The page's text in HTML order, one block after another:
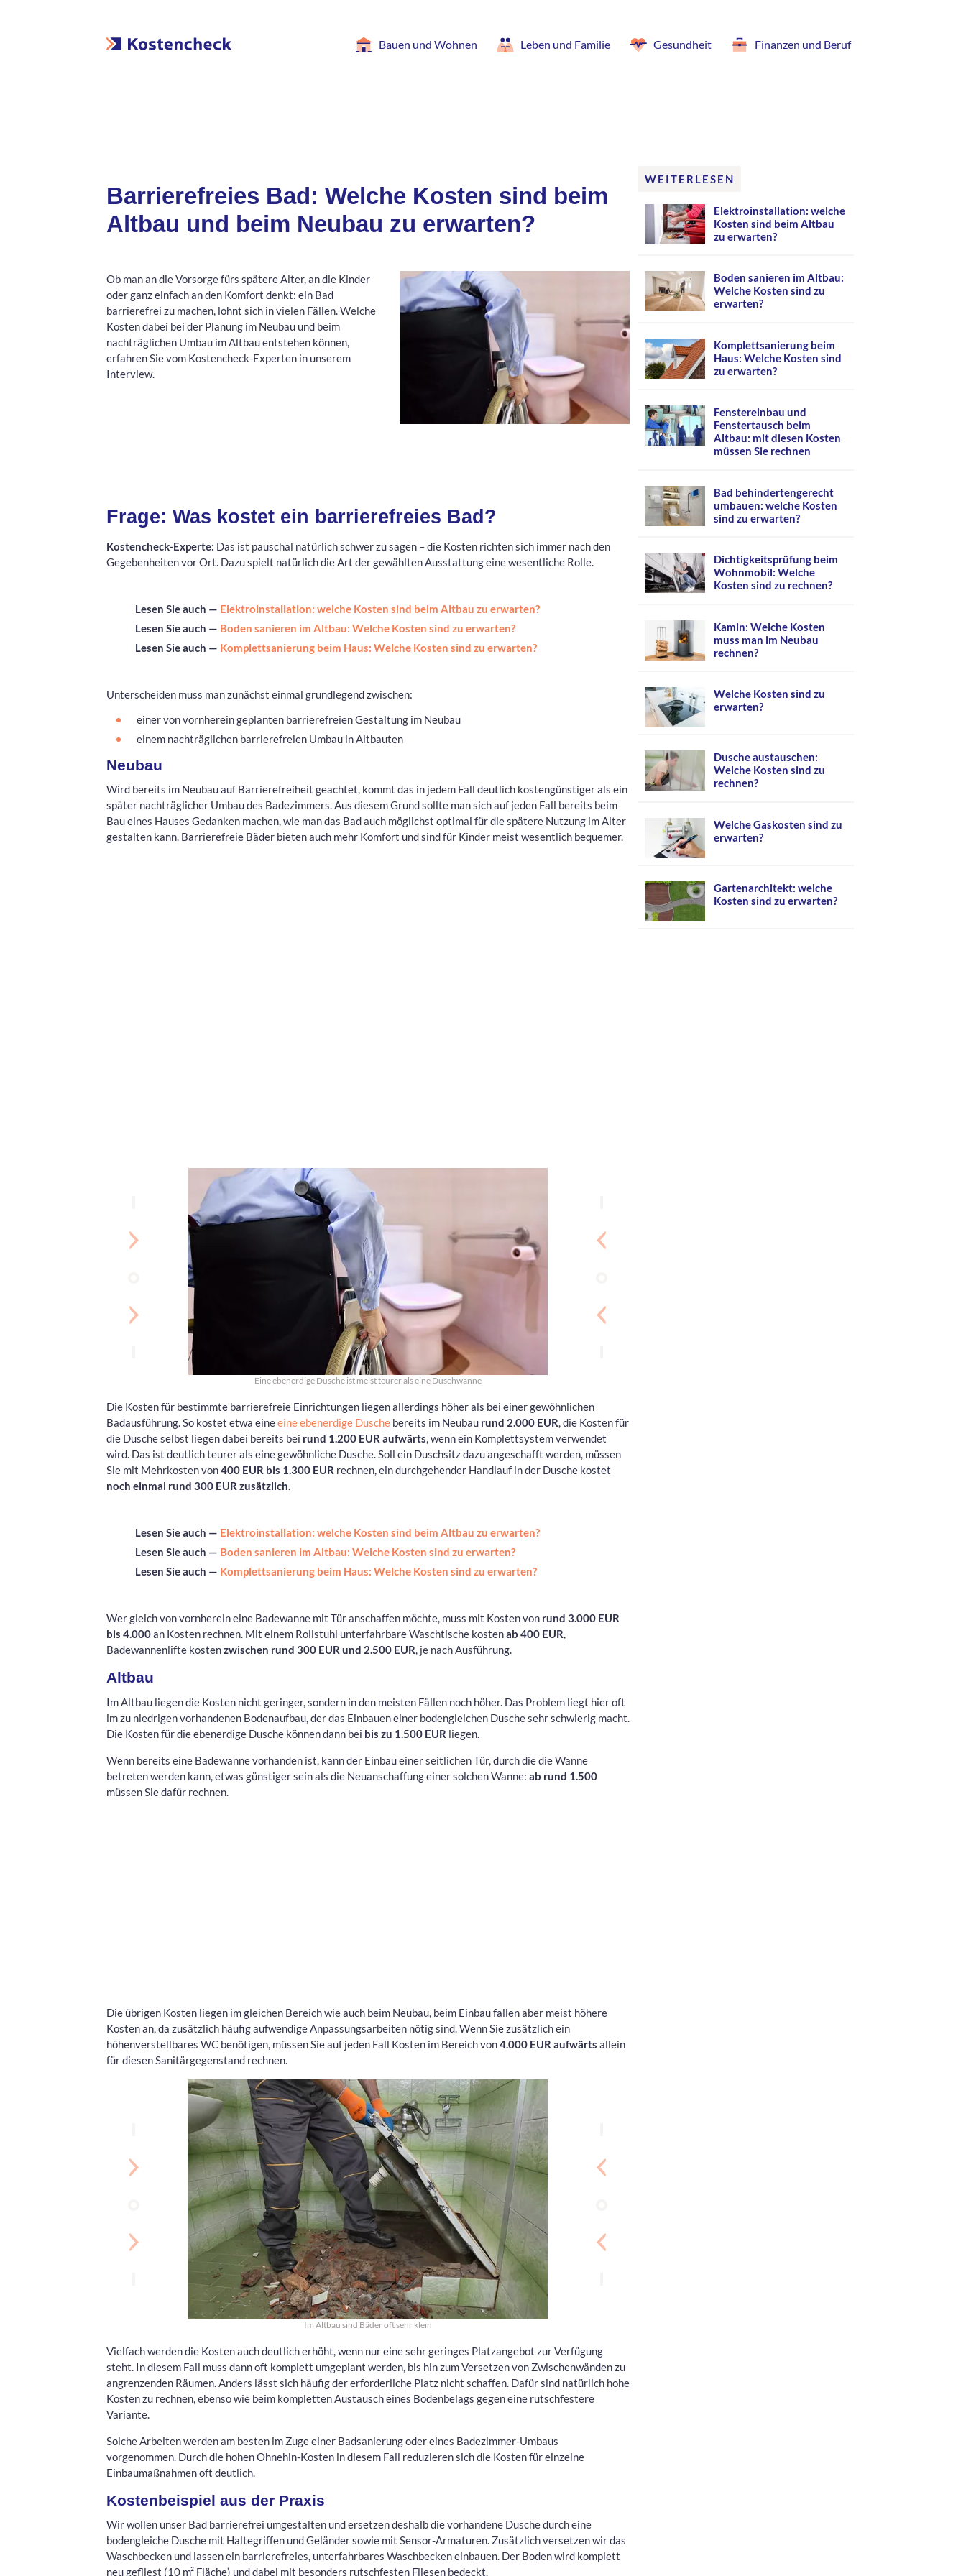
Bauen und Wohnen Leben und Familie Gesundheit Finanzen und Beruf
Barrierefreies Bad: Welche Kosten sind beim
Altbau und beim Neubau zu erwarten?
Ob man an die Vorsorge fürs spätere Alter, an die Kinder
oder ganz einfach an den Komfort denkt: ein Bad
barrierefrei zu machen, lohnt sich in vielen Fällen. Welche
Kosten dabei bei der Planung im Neubau und beim
nachträglichen Umbau im Altbau entstehen können,
erfahren Sie vom Kostencheck-Experten in unserem
Interview.
Frage: Was kostet ein barrierefreies Bad?
Kostencheck-Experte: Das ist pauschal natürlich schwer zu sagen – die Kosten richten sich immer nach den
Gegebenheiten vor Ort. Dazu spielt natürlich die Art der gewählten Ausstattung eine wesentliche Rolle.
Lesen Sie auch — Elektroinstallation: welche Kosten sind beim Altbau zu erwarten?
Lesen Sie auch — Boden sanieren im Altbau: Welche Kosten sind zu erwarten?
Lesen Sie auch — Komplettsanierung beim Haus: Welche Kosten sind zu erwarten?
Unterscheiden muss man zunächst einmal grundlegend zwischen:
einer von vornherein geplanten barrierefreien Gestaltung im Neubau
einem nachträglichen barrierefreien Umbau in Altbauten
Neubau
Wird bereits im Neubau auf Barrierefreiheit geachtet, kommt das in jedem Fall deutlich kostengünstiger als ein
später nachträglicher Umbau des Badezimmers. Aus diesem Grund sollte man sich auf jeden Fall bereits beim
Bau eines Hauses Gedanken machen, wie man das Bad auch möglichst optimal für die spätere Nutzung im Alter
gestalten kann. Barrierefreie Bäder bieten auch mehr Komfort und sind für Kinder meist wesentlich bequemer.
Eine ebenerdige Dusche ist meist teurer als eine Duschwanne
Die Kosten für bestimmte barrierefreie Einrichtungen liegen allerdings höher als bei einer gewöhnlichen
Badausführung. So kostet etwa eineeine ebenerdige Dusche bereits im Neubau rund 2.000 EUR, die Kosten für
die Dusche selbst liegen dabei bereits bei rund 1.200 EUR aufwärts, wenn ein Komplettsystem verwendet
wird. Das ist deutlich teurer als eine gewöhnliche Dusche. Soll ein Duschsitz dazu angeschafft werden, müssen
Sie mit Mehrkosten von400 EUR bis 1.300 EUR rechnen, ein durchgehender Handlauf in der Dusche kostet
noch einmal rund 300 EUR zusätzlich.
Lesen Sie auch — Elektroinstallation: welche Kosten sind beim Altbau zu erwarten?
Lesen Sie auch — Boden sanieren im Altbau: Welche Kosten sind zu erwarten?
Lesen Sie auch — Komplettsanierung beim Haus: Welche Kosten sind zu erwarten?
Wer gleich von vornherein eine Badewanne mit Tür anschaffen möchte, muss mit Kosten von rund 3.000 EUR
bis 4.000an Kosten rechnen. Mit einem Rollstuhl unterfahrbare Waschtische kostenab 400 EUR,
Badewannenlifte kostenzwischen rund 300 EUR und 2.500 EUR, je nach Ausführung.
Altbau
Im Altbau liegen die Kosten nicht geringer, sondern in den meisten Fällen noch höher. Das Problem liegt hier oft
im zu niedrigen vorhandenen Bodenaufbau, der das Einbauen einer bodengleichen Dusche sehr schwierig macht.
Die Kosten für die ebenerdige Dusche können dann bei bis zu 1.500 EUR liegen.
Wenn bereits eine Badewanne vorhanden ist, kann der Einbau einer seitlichen Tür, durch die die Wanne
betreten werden kann, etwas günstiger sein als die Neuanschaffung einer solchen Wanne: ab rund 1.500
müssen Sie dafür rechnen.
Die übrigen Kosten liegen im gleichen Bereich wie auch beim Neubau, beim Einbau fallen aber meist höhere
Kosten an, da zusätzlich häufig aufwendige Anpassungsarbeiten nötig sind. Wenn Sie zusätzlich ein
höhenverstellbares WC benötigen, müssen Sie auf jeden Fall Kosten im Bereich von4.000 EUR aufwärts allein
für diesen Sanitärgegenstand rechnen.
Im Altbau sind Bäder oft sehr klein
Vielfach werden die Kosten auch deutlich erhöht, wenn nur eine sehr geringes Platzangebot zur Verfügung
steht. In diesem Fall muss dann oft komplett umgeplant werden, bis hin zum Versetzen von Zwischenwänden zu
angrenzenden Räumen. Anders lässt sich häufig der erforderliche Platz nicht schaffen. Dafür sind natürlich hohe
Kosten zu rechnen, ebenso wie beim kompletten Austausch eines Bodenbelags gegen eine rutschfestere
Variante.
Solche Arbeiten werden am besten im Zuge einer Badsanierung oder eines Badezimmer-Umbaus
vorgenommen. Durch die hohen Ohnehin-Kosten in diesem Fall reduzieren sich die Kosten für einzelne
Einbaumaßnahmen oft deutlich.
Kostenbeispiel aus der Praxis
Wir wollen unser Bad barrierefrei umgestalten und ersetzen deshalb die vorhandene Dusche durch eine
bodengleiche Dusche mit Haltegriffen und Geländer sowie mit Sensor-Armaturen. Zusätzlich versetzen wir das
Waschbecken und lassen ein barrierefreies, unterfahrbares Waschbecken einbauen. Der Boden wird komplett
neu gefliest (10 m² Fläche) und dabei mit besonders rutschfesten Fliesen bedeckt.
WEITERLESEN
Elektroinstallation: welche
Kosten sind beim Altbau
zu erwarten?
Boden sanieren im Altbau:
Welche Kosten sind zu
erwarten?
Komplettsanierung beim
Haus: Welche Kosten sind
zu erwarten?
Fenstereinbau und
Fenstertausch beim
Altbau: mit diesen Kosten
müssen Sie rechnen
Bad behindertengerecht
umbauen: welche Kosten
sind zu erwarten?
Dichtigkeitsprüfung beim
Wohnmobil: Welche
Kosten sind zu rechnen?
Kamin: Welche Kosten
muss man im Neubau
rechnen?
Welche Kosten sind zu
erwarten?
Dusche austauschen:
Welche Kosten sind zu
rechnen?
Welche Gaskosten sind zu
erwarten?
Gartenarchitekt: welche
Kosten sind zu erwarten?